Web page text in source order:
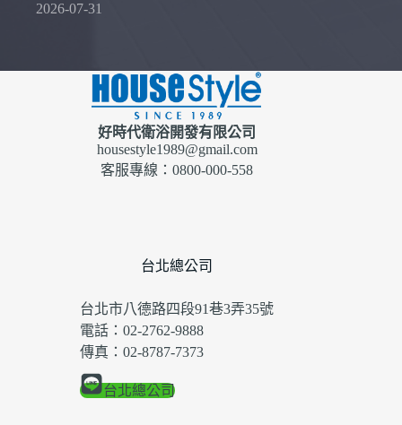
2026-07-31
好時代衛浴開發有限公司
housestyle1989@gmail.com
客服專線：0800-000-558
台北總公司
台北市八德路四段91巷3弄35號
電話：02-2762-9888
傳真：02-8787-7373
台北總公司